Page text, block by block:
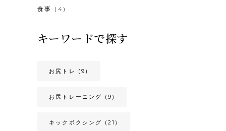
食事 (4)
キーワードで探す
お尻トレ (9)
お尻トレーニング (9)
キックボクシング (21)